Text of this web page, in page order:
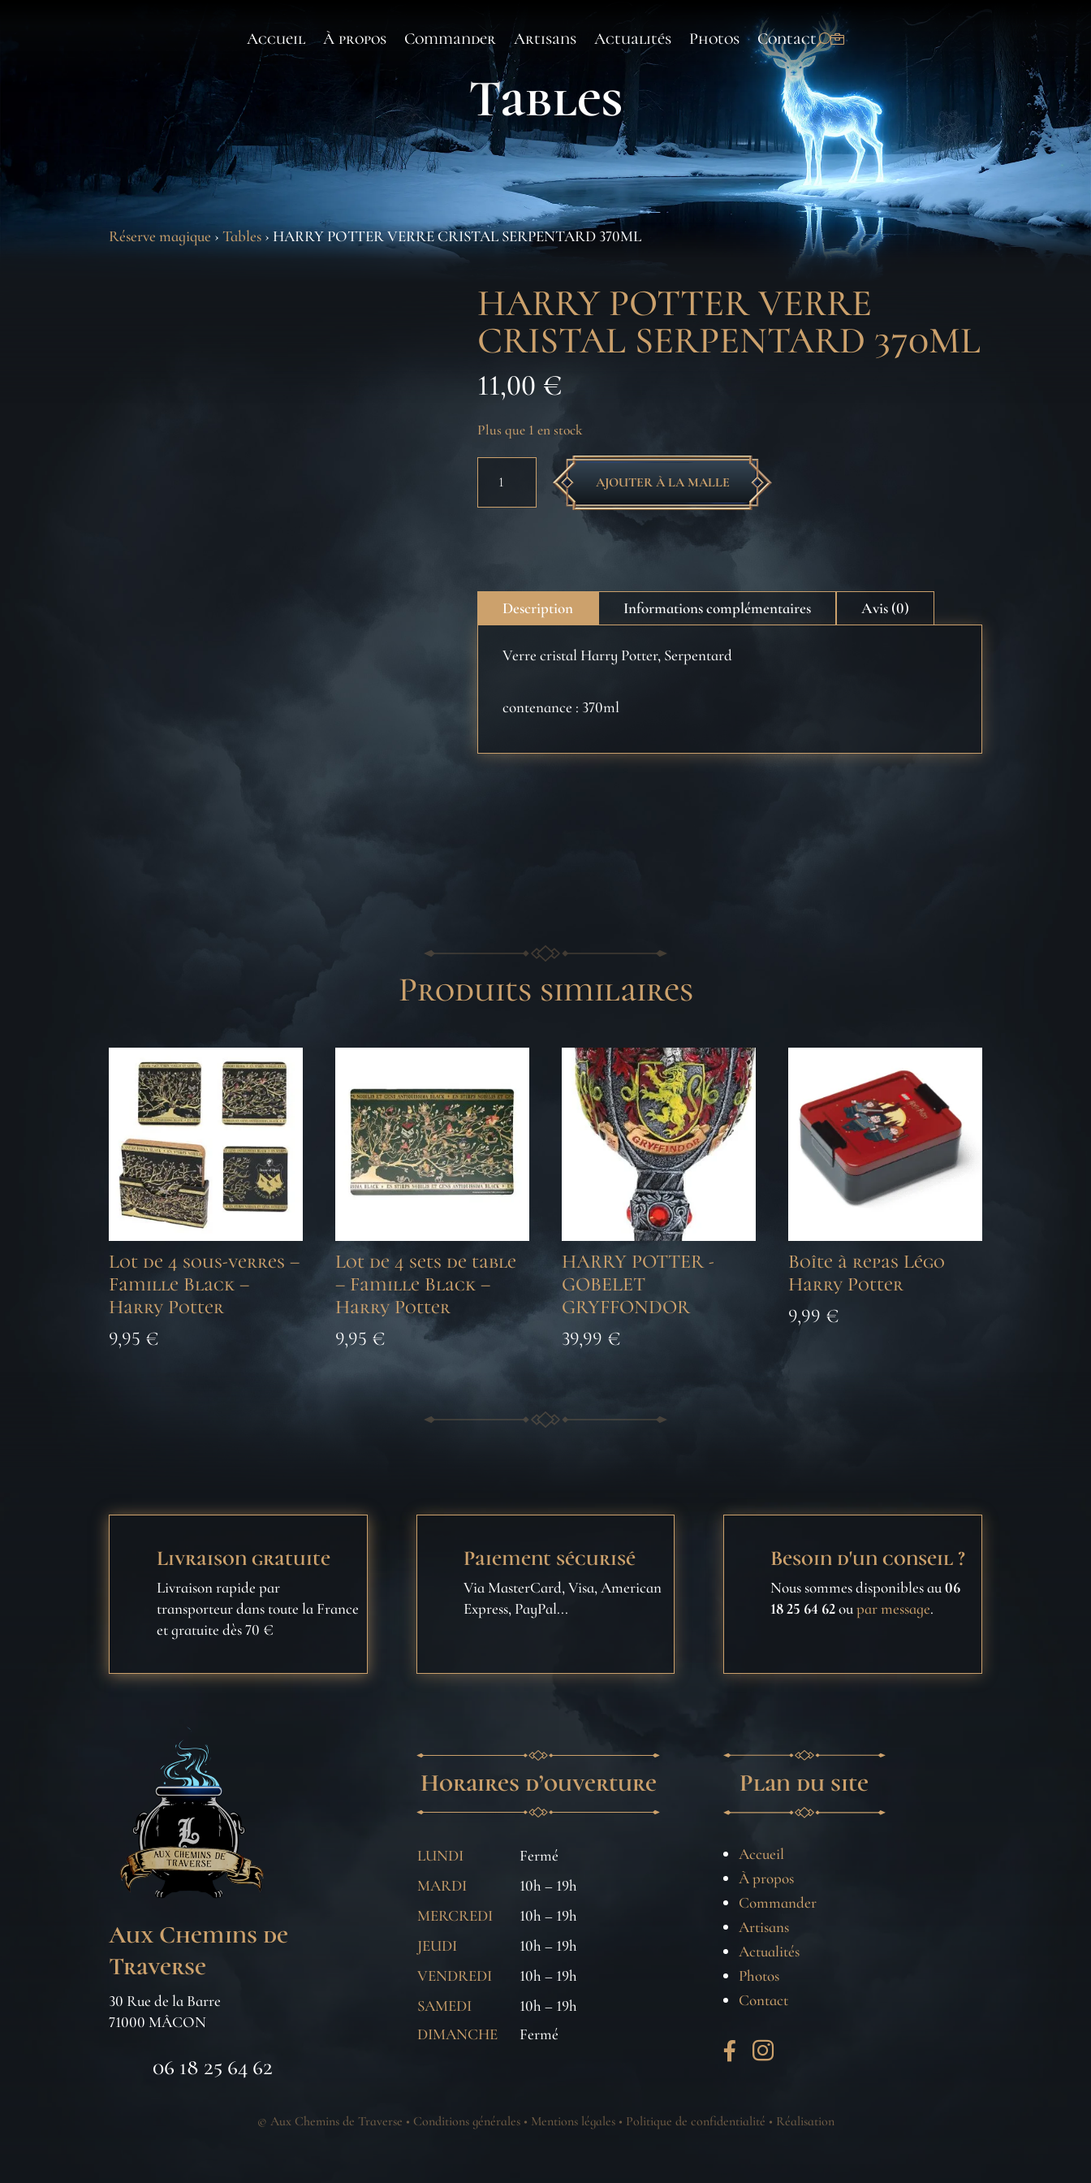
Accueil À propos Commander Artisans Actualités Photos Contact
Tables
Réserve magique ›Tables › HARRY POTTER VERRE CRISTAL SERPENTARD 370ML
HARRY POTTER VERRE
CRISTAL SERPENTARD 370ML
11,00 €
Plus que 1 en stock
HARRY
SERPENTARD
370ML
AJOUTER À LA MALLE
Description Informations complémentaires Avis (0)
Verre cristal Harry Potter, Serpentard
contenance : 370ml
Produits similaires
Lot de 4 sous-verres –
Famille Black –
Harry Potter
9,95 €
Lot de 4 sets de table
– Famille Black –
Harry Potter
9,95 €
HARRY POTTER -
GOBELET
GRYFFONDOR
39,99 €
Boîte à repas Légo
Harry Potter
9,99 €
Livraison gratuite
Livraison rapide par
transporteur dans toute la France
et gratuite dès 70 €
Paiement sécurisé
Via MasterCard, Visa, American
Express, PayPal...
Besoin d'un conseil ?
Nous sommes disponibles au06
18 25 64 62oupar message.
Aux Chemins de
Traverse
30 Rue de la Barre
71000 MÂCON
06 18 25 64 62
Horaires d’ouverture
LUNDI
Fermé
MARDI
10h – 19h
MERCREDI
10h – 19h
JEUDI
10h – 19h
VENDREDI
10h – 19h
SAMEDI
10h – 19h
DIMANCHE
Fermé
Plan du site
Accueil
À propos
Commander
Artisans
Actualités
Photos
Contact
 
© Aux Chemins de Traverse • Conditions générales• Mentions légales• Politique de confidentialité • Réalisation